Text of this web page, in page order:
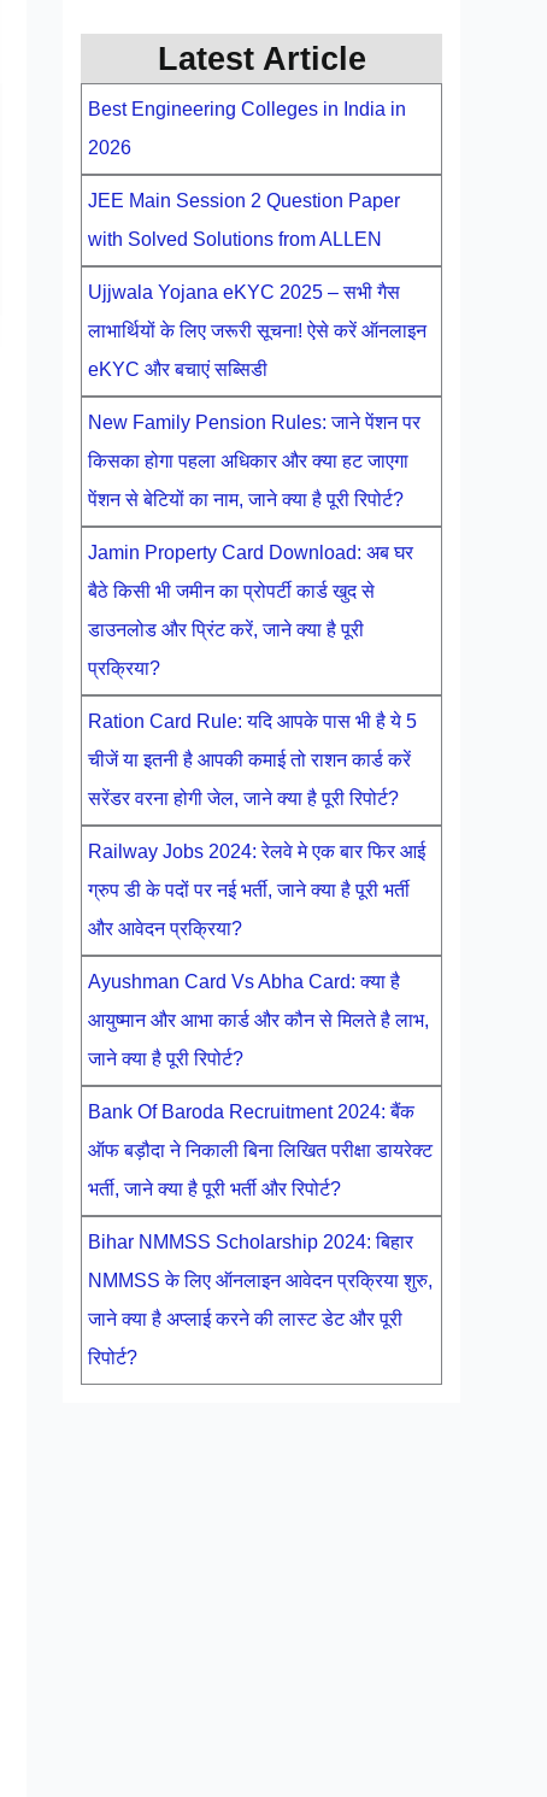
Latest Article
Best Engineering Colleges in India in
2026
JEE Main Session 2 Question Paper
with Solved Solutions from ALLEN
Ujjwala Yojana eKYC 2025 – सभी गैस
लाभार्थियों के लिए जरूरी सूचना! ऐसे करें ऑनलाइन
eKYC और बचाएं सब्सिडी
New Family Pension Rules: जाने पेंशन पर
किसका होगा पहला अधिकार और क्या हट जाएगा
पेंशन से बेटियों का नाम, जाने क्या है पूरी रिपोर्ट?
Jamin Property Card Download: अब घर
बैठे किसी भी जमीन का प्रोपर्टी कार्ड खुद से
डाउनलोड और प्रिंट करें, जाने क्या है पूरी
प्रक्रिया?
Ration Card Rule: यदि आपके पास भी है ये 5
चीजें या इतनी है आपकी कमाई तो राशन कार्ड करें
सरेंडर वरना होगी जेल, जाने क्या है पूरी रिपोर्ट?
Railway Jobs 2024: रेलवे मे एक बार फिर आई
ग्रुप डी के पदों पर नई भर्ती, जाने क्या है पूरी भर्ती
और आवेदन प्रक्रिया?
Ayushman Card Vs Abha Card: क्या है
आयुष्मान और आभा कार्ड और कौन से मिलते है लाभ,
जाने क्या है पूरी रिपोर्ट?
Bank Of Baroda Recruitment 2024: बैंक
ऑफ बड़ौदा ने निकाली बिना लिखित परीक्षा डायरेक्ट
भर्ती, जाने क्या है पूरी भर्ती और रिपोर्ट?
Bihar NMMSS Scholarship 2024: बिहार
NMMSS के लिए ऑनलाइन आवेदन प्रक्रिया शुरु,
जाने क्या है अप्लाई करने की लास्ट डेट और पूरी
रिपोर्ट?